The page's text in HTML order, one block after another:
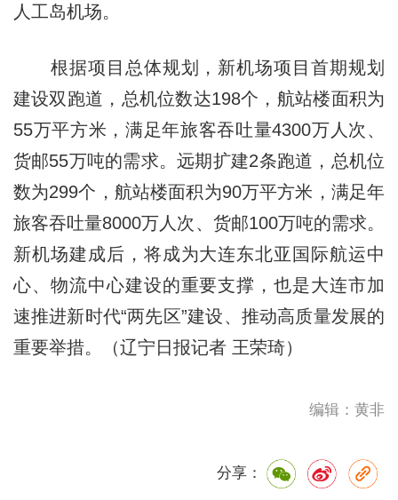
人工岛机场。
根据项目总体规划，新机场项目首期规划
建设双跑道，总机位数达198个，航站楼面积为
55万平方米，满足年旅客吞吐量4300万人次、
货邮55万吨的需求。远期扩建2条跑道，总机位
数为299个，航站楼面积为90万平方米，满足年
旅客吞吐量8000万人次、货邮100万吨的需求。
新机场建成后，将成为大连东北亚国际航运中
心、物流中心建设的重要支撑，也是大连市加
速推进新时代“两先区”建设、推动高质量发展的
重要举措。（辽宁日报记者 王荣琦）
编辑：黄非
分享：